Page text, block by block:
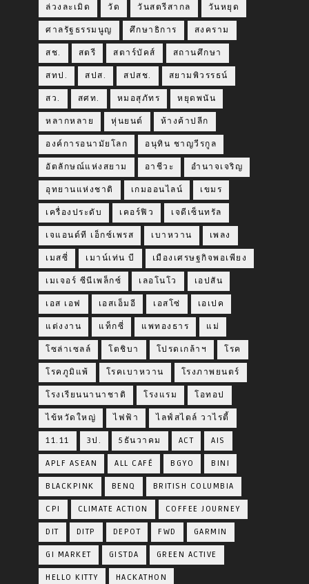
ล่วงละเมิด วัด วันสตรีสากล วันหยุด
ศาลรัฐธรรมนูญ ศึกษาธิการ สงคราม
สช. สตรี สตาร์บัคส์ สถานศึกษา
สทป. สปส. สปสช. สยามพิวรรธน์
สว. สศท. หมอสุภัทร หยุดพนัน
หลากหลาย หุ่นยนต์ ห้างค้าปลีก
องค์การอนามัยโลก อนุทิน ชาญวีรกูล
อัตลักษณ์แห่งสยาม อาชีวะ อำนาจเจริญ
อุทยานแห่งชาติ เกมออนไลน์ เขมร
เครื่องประดับ เคอร์ฟิว เจดีเซ็นทรัล
เจแอนด์ที เอ็กซ์เพรส เบาหวาน เพลง
เมสซี่ เมาน์เท่น บี เมืองเศรษฐกิจพอเพียง
เมเจอร์ ซีนีเพล็กซ์ เลอโนโว เอปสัน
เอส เอฟ เอสเอ็มอี เอสโซ่ เอเปค
แต่งงาน แท็กซี่ แพทองธาร แม่
โซล่าเซลล์ โตชิบา โปรดเกล้าฯ โรค
โรคภูมิแพ้ โรคเบาหวาน โรงภาพยนตร์
โรงเรียนนานาชาติ โรงแรม โอทอป
ไข้หวัดใหญ่ ไฟฟ้า ไลฟ์สไตล์ วาไรตี้
11.11 3ป. 5ธันวาคม ACT AIS
APLF ASEAN ALL CAFÉ BGYO BINI
BLACKPINK BENQ BRITISH COLUMBIA
CPI CLIMATE ACTION COFFEE JOURNEY
DIT DITP DEPOT FWD GARMIN
GI MARKET GISTDA GREEN ACTIVE
HELLO KITTY HACKATHON